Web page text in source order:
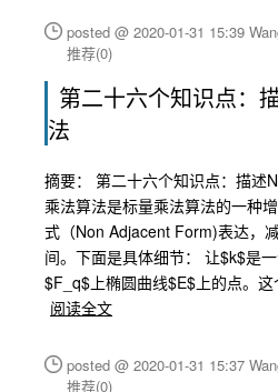
posted @ 2020-01-31 15:39
推荐(0)
第二十六个知识点：
法
摘要： 第二十六个知识点：描述
乘法算法是标量乘法算法的一种
式（Non Adjacent Form)表达，
间。下面是具体细节： 让$k$是
$F_q$上椭圆曲线$E$上的点。
阅读全文
posted @ 2020-01-31 15:37
推荐(0)